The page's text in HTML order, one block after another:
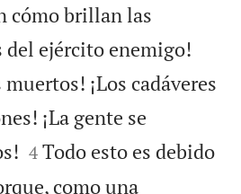
cómo brillan las
del ejército enemigo!
¡Los cadáveres
¡La gente se


4 Todo esto es debido
como una